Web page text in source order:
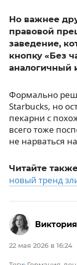
Но важнее
правовой
заведение,
кнопку «Без
аналогичный
Формально
Starbucks, но
пекарни с
всего тоже
не нарваться
Читайте
новый тренд
22 мая 2026 в 16:24